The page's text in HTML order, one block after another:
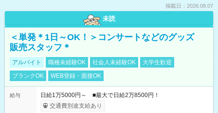
掲載日：2026.08.07
未読
＜単発＊1日～OK！＞コンサートなどのグッズ
販売スタッフ＊
アルバイト 職種未経験OK 社会人未経験OK
大学生歓迎
ブランクOK
WEB登録・面接OK
給与
日給1万5000円～ ■最大で日給2万8500円！
交通費別途支給あり